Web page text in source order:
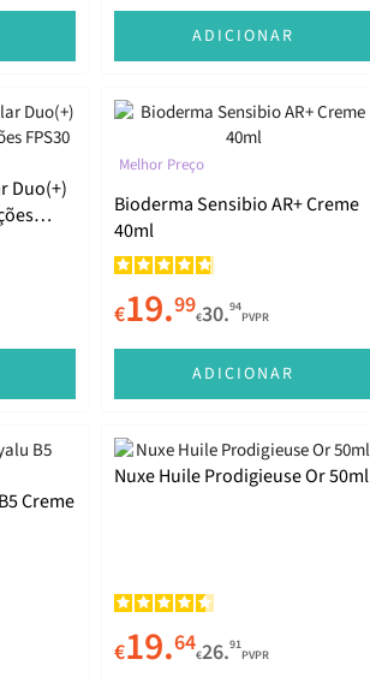
ADICIONAR
Duo(+)
Melhor Preço
Bioderma Sensibio AR+ Creme
40ml
€19.99€30.94
PVPR
ADICIONAR
Creme
Nuxe Huile Prodigieuse Or 50ml
€19.64€26.91
PVPR